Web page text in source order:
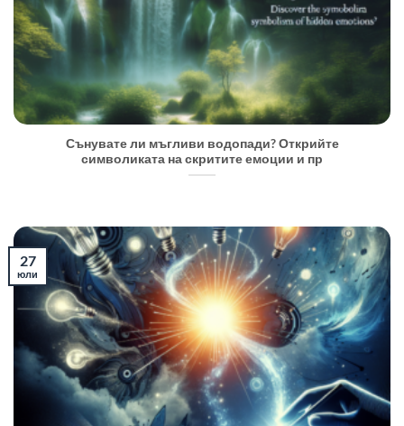
Сънувате ли мъгливи водопади? Открийте
символиката на скритите емоции и пр
27
юли